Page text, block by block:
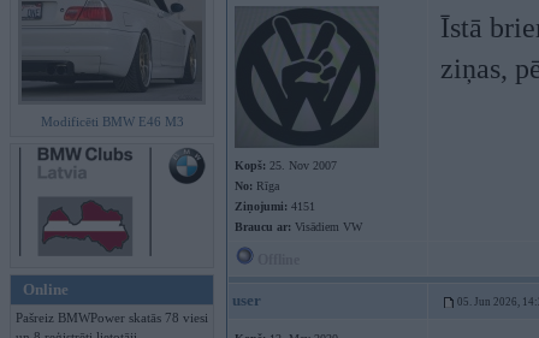
Modificēti BMW E46 M3
Online
Pašreiz BMWPower skatās 78 viesi
Kopš: 25. Nov 2007
No: Rīga
Ziņojumi: 4151
Braucu ar: Visādiem VW
Īstā
ziņas,
user 05. Jun 2026,